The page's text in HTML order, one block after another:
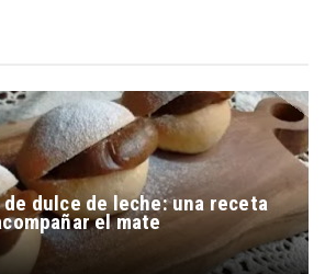
dulce de leche: una receta
el mate